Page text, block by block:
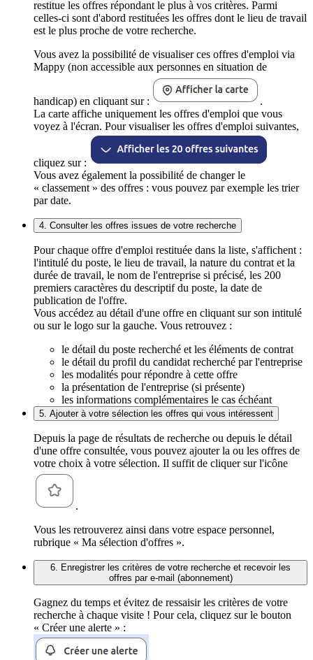
restitue les offres répondant le plus à vos critères. Parmi
celles-ci sont d'abord restituées les offres dont le lieu de travail
est le plus proche de votre recherche.
Vous avez la possibilité de visualiser ces offres d'emploi via
Mappy (non accessible aux personnes en situation de
handicap) en cliquant sur :
.
La carte affiche uniquement les offres d'emploi que vous
voyez à l'écran. Pour visualiser les offres d'emploi suivantes,
cliquez sur :
Vous avez également la possibilité de changer le
« classement » des offres : vous pouvez par exemple les trier
par date.
4. Consulter les offres issues de votre recherche
Pour chaque offre d'emploi restituée dans la liste, s'affichent :
l'intitulé du poste, le lieu de travail, la nature du contrat et la
durée de travail, le nom de l'entreprise si précisé, les 200
premiers caractères du descriptif du poste, la date de
publication de l'offre.
Vous accédez au détail d'une offre en cliquant sur son intitulé
ou sur le logo sur la gauche. Vous retrouvez :
le détail du poste recherché et les éléments de contrat
le détail du profil du candidat recherché par l'entreprise
les modalités pour répondre à cette offre
la présentation de l'entreprise (si présente)
les informations complémentaires le cas échéant
5. Ajouter à votre sélection les offres qui vous intéressent
Depuis la page de résultats de recherche ou depuis le détail
d'une offre consultée, vous pouvez ajouter la ou les offres de
votre choix à votre sélection. Il suffit de cliquer sur l'icône
.
Vous les retrouverez ainsi dans votre espace personnel,
rubrique « Ma sélection d'offres ».
6. Enregistrer les critères de votre recherche et recevoir les
offres par e-mail (abonnement)
Gagnez du temps et évitez de ressaisir les critères de votre
recherche à chaque visite ! Pour cela, cliquez sur le bouton
« Créer une alerte » :